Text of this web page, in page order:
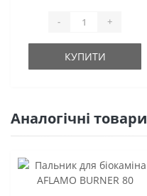
- +
КУПИТИ
Аналогічні товари